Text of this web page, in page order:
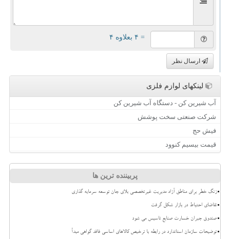
= ۴ بعلاوه ۴
ارسال نظر
لینکهای لوازم فلزی
آب شیرین کن - دستگاه آب شیرین کن
شرکت صنعتی سخت پوشش
فیش حج
قیمت بیسیم کنوود
پربیننده ترین ها
زنگ خطر برای مناطق آزاد مدیریت غیرتخصصی بلای جان توسعه سرمایه گذاری
تقاضای احتیاط در بازار شکل گرفت
صندوق جبران خسارت صنایع تاسیس می شود
توضیحات سازمان استاندارد در رابطه با ترخیص کالاهای اساسی فاقد گواهی مبدأ